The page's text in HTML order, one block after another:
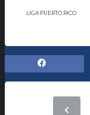
LIGA PUERTO RICO